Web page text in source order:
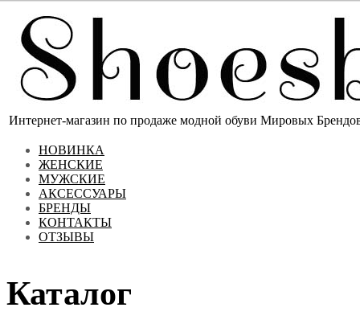
Интернет-магазин по продаже модной обуви Мировых
НОВИНКА
ЖЕНСКИЕ
МУЖСКИЕ
АКСЕССУАРЫ
БРЕНДЫ
КОНТАКТЫ
ОТЗЫВЫ
Каталог